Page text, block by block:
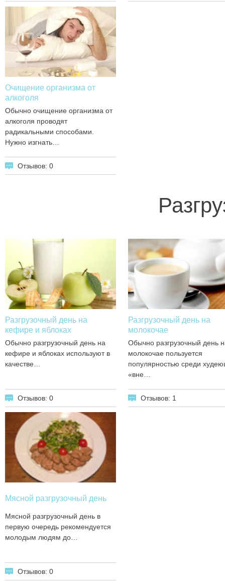
Очищение организма от
алкоголя
Обычно очищение организма от
алкоголя проводят
радикальными способами.
Нужно изгнать…
Отзывов: 0
Разгрузочный день на
кефире и яблоках
Обычно разгрузочный день на
кефире и яблоках используют в
качестве…
Отзывов: 0
Разгрузочный день на
молокочае
Обычно разгрузочный день
молокочае пользуется
популярностью среди
«вне…
Отзывов: 1
Мясной разгрузочный день
Мясной разгрузочный день в
первую очередь рекомендуется
молодым людям до…
Отзывов: 0